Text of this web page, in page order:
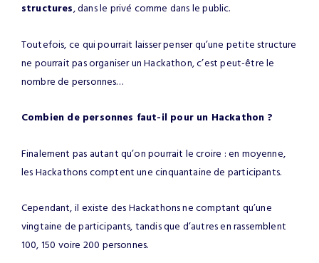
structures, dans le privé comme dans le public.
Toutefois, ce qui pourrait laisser penser qu’une petite structure
ne pourrait pas organiser un Hackathon, c’est peut-être le
nombre de personnes…
Combien de personnes faut-il pour un Hackathon ?
Finalement pas autant qu’on pourrait le croire : en moyenne,
les Hackathons comptent une cinquantaine de participants.
Cependant, il existe des Hackathons ne comptant qu’une
vingtaine de participants, tandis que d’autres en rassemblent
100, 150 voire 200 personnes.